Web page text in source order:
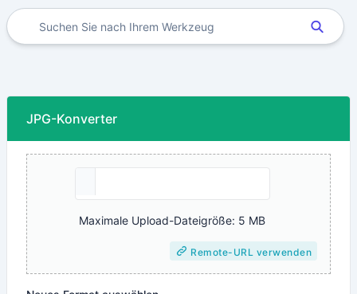
JPG-Konverter
Maximale Upload-Dateigröße: 5 MB
Remote-URL verwenden